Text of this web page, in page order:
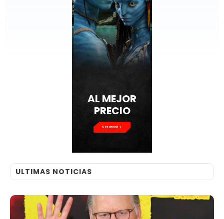
AL MEJOR
PRECIO
Ver ahora
ULTIMAS NOTICIAS